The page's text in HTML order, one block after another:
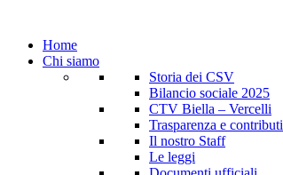
Home
Chi siamo
Storia dei CSV
Bilancio sociale 2025
CTV Biella – Vercelli
Trasparenza e contributi
Il nostro Staff
Le leggi